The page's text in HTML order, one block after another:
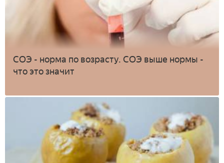
СОЭ - норма по возрасту. СОЭ выше нормы -
что это значит